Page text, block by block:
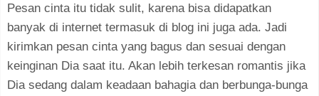
Pesan cinta itu tidak sulit, karena bisa didapatkan
banyak di internet termasuk di blog ini juga ada. Jadi
kirimkan pesan cinta yang bagus dan sesuai dengan
keinginan Dia saat itu. Akan lebih terkesan romantis jika
Dia sedang dalam keadaan bahagia dan berbunga-bunga